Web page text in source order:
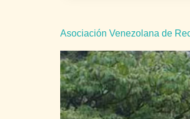
Asociación Venezolana de